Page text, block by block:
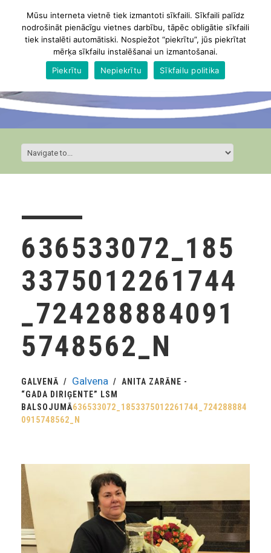
636533072_185
3375012261744
_724288884091
5748562_N
GALVENĀ Galvena
ANITA ZARĀNE -
“GADA DIRIĢENTE” LSM
BALSOJUMĀ636533072_1853375012261744_724288884
0915748562_N
Mūsu interneta vietnē tiek izmantoti sīkfaili. Sīkfaili palīdz
nodrošināt pienācīgu vietnes darbību, tāpēc obligātie sīkfaili
tiek instalēti automātiski. Nospiežot “piekrītu”, jūs piekrītat
mērķa sīkfailu instalēšanai un izmantošanai.
Piekrītu
Nepiekrītu Sīkfailu politika